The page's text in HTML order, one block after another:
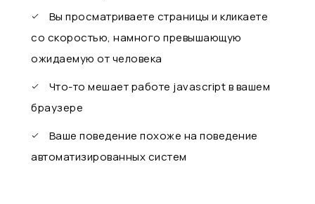
Вы просматриваете страницы и кликаете
со скоростью, намного превышающую
ожидаемую от человека
Что-то мешает работе javascript в вашем
браузере
Ваше поведение похоже на поведение
автоматизированных систем